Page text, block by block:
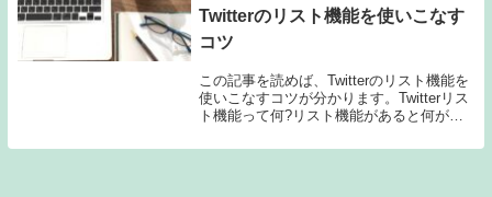
Twitterのリスト機能を使いこなす
コツ
この記事を読めば、Twitterのリスト機能を
使いこなすコツが分かります。Twitterリス
ト機能って何?リスト機能があると何が嬉
リストの使い方リスト機能を使いこなすた